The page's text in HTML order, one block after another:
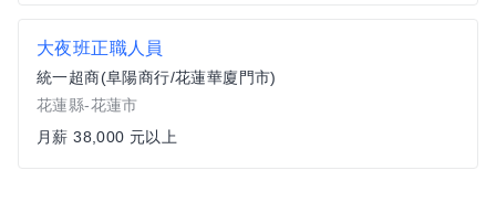
大夜班正職人員
統一超商(阜陽商行/花蓮華廈門市)
花蓮縣-花蓮市
月薪 38,000 元以上